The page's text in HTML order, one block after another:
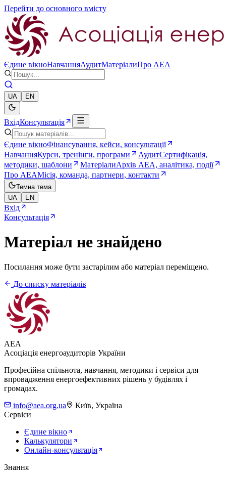
Перейти до основного вмісту
Єдине вікноНавчанняАудитМатеріалиПро AEA
UA EN
ВхідКонсультація
Єдине вікноФінансування, кейси, консультації
НавчанняКурси, тренінги, програми АудитСертифікація,
методики, шаблони
МатеріалиАрхів AEA, аналітика, події
Про AEAМісія, команда, партнери, контакти
Темна тема
UA
EN
Вхід
Консультація
Матеріал не знайдено
Посилання може бути застарілим або матеріал переміщено.
До списку матеріалів
AEA
Асоціація енергоаудиторів України
Професійна спільнота, навчання, методики і сервіси для
впровадження енергоефективних рішень у будівлях і
громадах.
info@aea.org.ua
Київ, Україна
Сервіси
Єдине вікно
Калькулятори
Онлайн-консультація
Знання